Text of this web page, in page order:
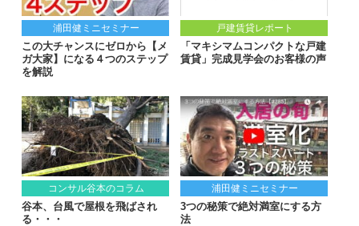
浦田健ミニセミナー
この大チャンスにゼロから【メ
ガ大家】になる４つのステップ
を解説
戸建賃貸レポート
「マキシマムコンパクトな戸建
賃貸」完成見学会のお客様の声
コンサル谷本のコラム
谷本、台風で屋根を飛ばされ
る・・・
浦田健ミニセミナー
3つの秘策で絶対満室にする方
法